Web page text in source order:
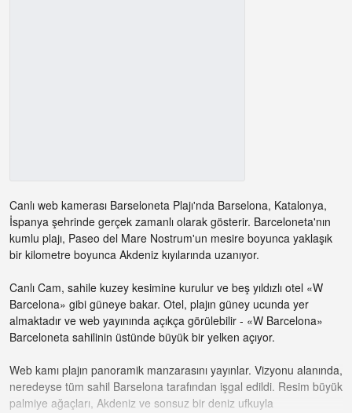
Canlı web kamerası Barseloneta Plajı'nda Barselona, ​​Katalonya,
İspanya şehrinde gerçek zamanlı olarak gösterir. Barceloneta'nın
kumlu plajı, Paseo del Mare Nostrum'un mesire boyunca yaklaşık
bir kilometre boyunca Akdeniz kıyılarında uzanıyor.
Canlı Cam, sahile kuzey kesimine kurulur ve beş yıldızlı otel «W
Barcelona» gibi güneye bakar. Otel, plajın güney ucunda yer
almaktadır ve web yayınında açıkça görülebilir - «W Barcelona»
Barceloneta sahilinin üstünde büyük bir yelken açıyor.
Web kamı plajın panoramik manzarasını yayınlar. Vizyonu alanında,
neredeyse tüm sahil Barselona tarafından işgal edildi. Resim büyük
palmiye ağaçları, Akdeniz ve sonsuz bir deniz ufkuyla